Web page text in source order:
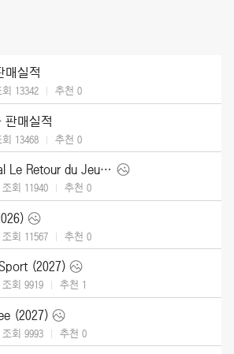
매실적
회 13342 추천 0
판매실적
회 13468 추천 0
부가티 W16 Mistral Le Retour du Jeune Prince (2026)
조회 11940 추천 0
조회 11567 추천 0
(2027)
조회 9919 추천 1
(2027)
조회 9993 추천 0